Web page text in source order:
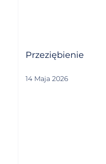
Przeziębienie
14 Maja 2026